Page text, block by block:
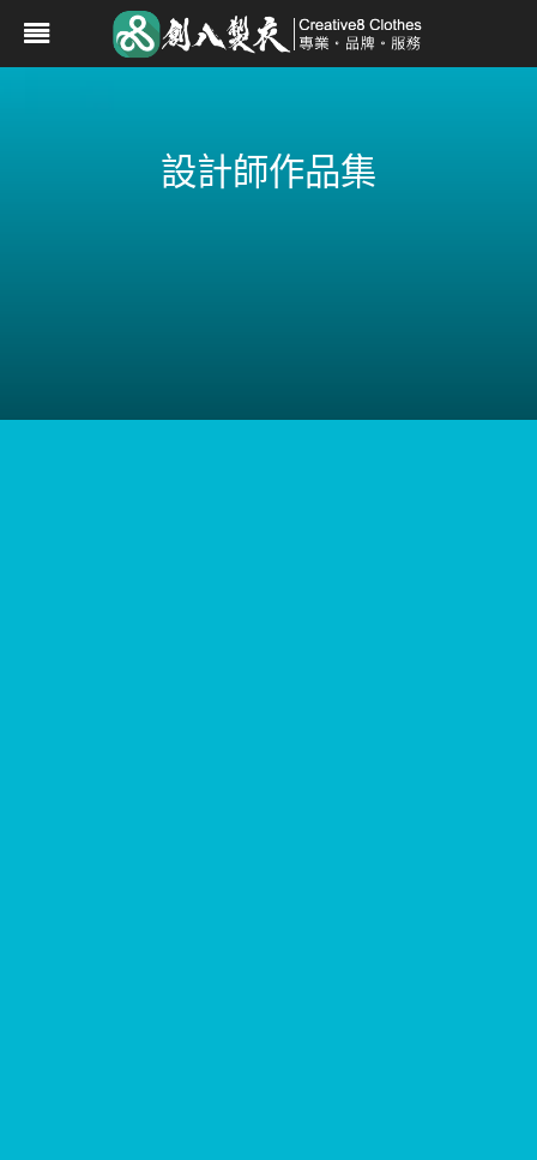
設計師作品集